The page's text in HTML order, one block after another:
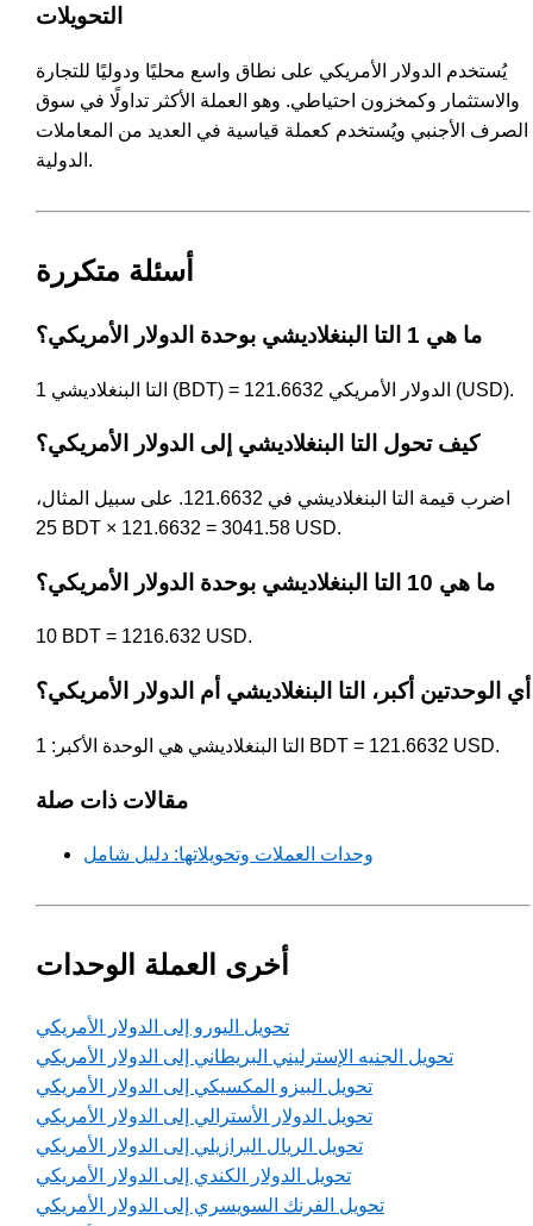
التحويلات
يُستخدم الدولار الأمريكي على نطاق واسع محليًا ودوليًا للتجارة
والاستثمار وكمخزون احتياطي. وهو العملة الأكثر تداولًا في سوق
الصرف الأجنبي ويُستخدم كعملة قياسية في العديد من المعاملات
الدولية.
أسئلة متكررة
ما هي 1 التا البنغلاديشي بوحدة الدولار الأمريكي؟
1 التا البنغلاديشي (BDT) = 121.6632 الدولار الأمريكي (USD).
كيف تحول التا البنغلاديشي إلى الدولار الأمريكي؟
اضرب قيمة التا البنغلاديشي في 121.6632. على سبيل المثال،
25 BDT × 121.6632 = 3041.58 USD.
ما هي 10 التا البنغلاديشي بوحدة الدولار الأمريكي؟
10 BDT = 1216.632 USD.
أي الوحدتين أكبر، التا البنغلاديشي أم الدولار الأمريكي؟
التا البنغلاديشي هي الوحدة الأكبر: 1 BDT = 121.6632 USD.
مقالات ذات صلة
وحدات العملات وتحويلاتها: دليل شامل
أخرى العملة الوحدات
تحويل اليورو إلى الدولار الأمريكي
تحويل الجنيه الإسترليني البريطاني إلى الدولار الأمريكي
تحويل البيزو المكسيكي إلى الدولار الأمريكي
تحويل الدولار الأسترالي إلى الدولار الأمريكي
تحويل الريال البرازيلي إلى الدولار الأمريكي
تحويل الدولار الكندي إلى الدولار الأمريكي
تحويل الفرنك السويسري إلى الدولار الأمريكي